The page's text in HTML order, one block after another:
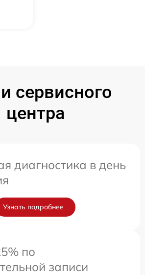
сервисного
центра
диагностика в день
Узнать подробнее
по
записи